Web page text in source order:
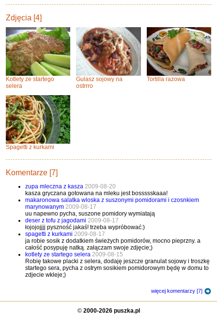
Zdjęcia [4]
Kotlety ze startego
selera
Gulasz sojowy na
ostrrro
Tortilla razowa
Spagetti z kurkami
Komentarze [7]
zupa mleczna z kasza 2009-08-20
kasza gryczana gotowana na mleku jest bossssskaaa!
makaronowa salatka wloska z suszonymi pomidorami i czosnkiem
marynowanym 2009-08-17
uu napewno pycha, suszone pomidory wymiatają
deser z tofu z jagodami 2009-08-17
łojojojjjj pyszność jakaś! trzeba wypróbować:)
spagetti z kurkami 2009-08-17
ja robie sosik z dodatkiem świeżych pomidorów, mocno pieprzny. a
całość posypuję natką. załączam swoje zdjęcie;)
kotlety ze startego selera 2009-08-15
Robię takowe placki z selera, dodaję jeszcze granulat sojowy i troszkę
startego sera, pycha z ostrym sosikiem pomidorowym będę w domu to
zdjecie wkleje;)
więcej komentarzy [7]
© 2000-2026 puszka.pl